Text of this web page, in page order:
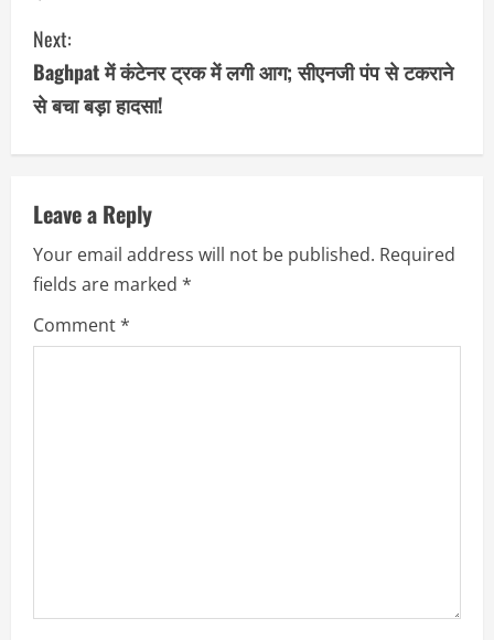
t
i
n
e
R
e
Next:
Baghpat में कंटेनर ट्रक में लगी आग; सीएनजी पंप से टकराने
से बचा बड़ा हादसा!
Leave a Reply
Your email address will not be published. Required
fields are marked *
Comment*